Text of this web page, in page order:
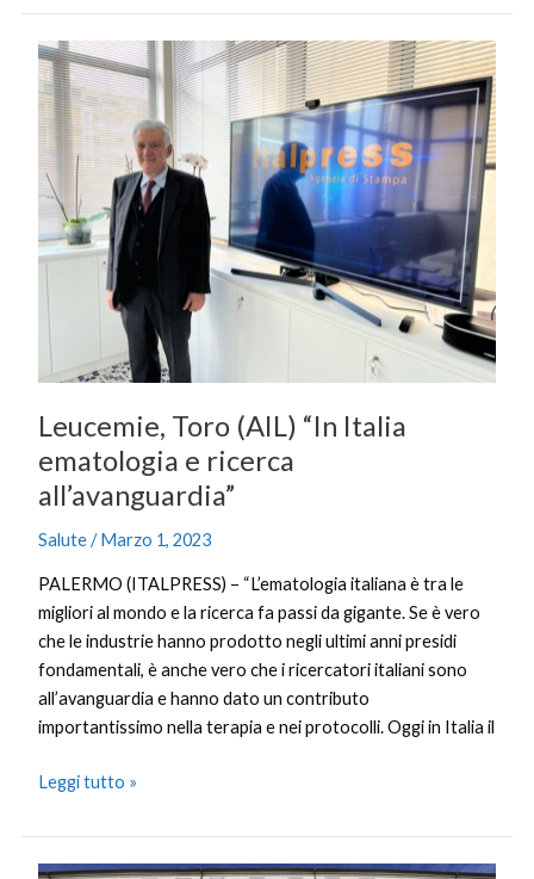
Leucemie, Toro (AIL) “In Italia
ematologia e ricerca
all’avanguardia”
Salute/Marzo 1, 2023
PALERMO (ITALPRESS) – “L’ematologia italiana è tra le
migliori al mondo e la ricerca fa passi da gigante. Se è vero
che le industrie hanno prodotto negli ultimi anni presidi
fondamentali, è anche vero che i ricercatori italiani sono
all’avanguardia e hanno dato un contributo
importantissimo nella terapia e nei protocolli. Oggi in Italia il
Leucemie,
Toro
(AIL)
“In
Italia
ematologia
ricerca
all’avanguardia”
Leggi tutto »